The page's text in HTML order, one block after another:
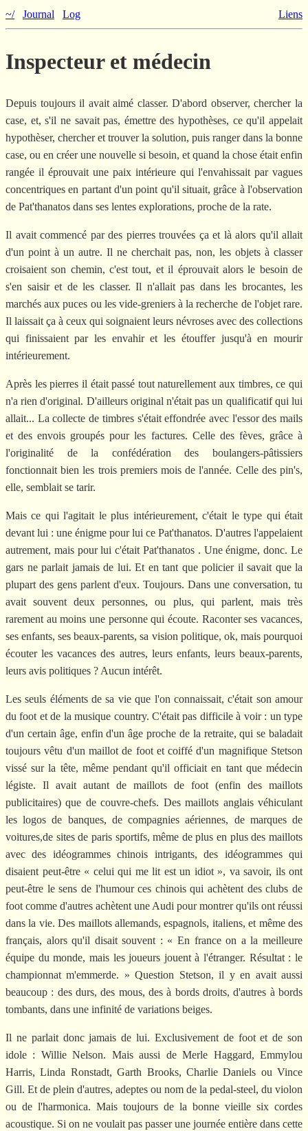
~/ Journal Log Liens
Inspecteur et médecin
Depuis toujours il avait aimé classer. D'abord observer, chercher la
case, et, s'il ne savait pas, émettre des hypothèses, ce qu'il appelait
hypothèser, chercher et trouver la solution, puis ranger dans la bonne
case, ou en créer une nouvelle si besoin, et quand la chose était enfin
rangée il éprouvait une paix intérieure qui l'envahissait par vagues
concentriques en partant d'un point qu'il situait, grâce à l'observation
de Pat'thanatos dans ses lentes explorations, proche de la rate.
Il avait commencé par des pierres trouvées ça et là alors qu'il allait
d'un point à un autre. Il ne cherchait pas, non, les objets à classer
croisaient son chemin, c'est tout, et il éprouvait alors le besoin de
s'en saisir et de les classer. Il n'allait pas dans les brocantes, les
marchés aux puces ou les vide-greniers à la recherche de l'objet rare.
Il laissait ça à ceux qui soignaient leurs névroses avec des collections
qui finissaient par les envahir et les étouffer jusqu'à en mourir
intérieurement.
Après les pierres il était passé tout naturellement aux timbres, ce qui
n'a rien d'original. D'ailleurs original n'était pas un qualificatif qui lui
allait... La collecte de timbres s'était effondrée avec l'essor des mails
et des envois groupés pour les factures. Celle des fèves, grâce à
l'originalité de la confédération des boulangers-pâtissiers
fonctionnait bien les trois premiers mois de l'année. Celle des pin's,
elle, semblait se tarir.
Mais ce qui l'agitait le plus intérieurement, c'était le type qui était
devant lui : une énigme pour lui ce Pat'thanatos. D'autres l'appelaient
autrement, mais pour lui c'était Pat'thanatos . Une énigme, donc. Le
gars ne parlait jamais de lui. Et en tant que policier il savait que la
plupart des gens parlent d'eux. Toujours. Dans une conversation, tu
avait souvent deux personnes, ou plus, qui parlent, mais très
rarement au moins une personne qui écoute. Raconter ses vacances,
ses enfants, ses beaux-parents, sa vision politique, ok, mais pourquoi
écouter les vacances des autres, leurs enfants, leurs beaux-parents,
leurs avis politiques ? Aucun intérêt.
Les seuls éléments de sa vie que l'on connaissait, c'était son amour
du foot et de la musique country. C'était pas difficile à voir : un type
d'un certain âge, enfin d'un âge proche de la retraite, qui se baladait
toujours vêtu d'un maillot de foot et coiffé d'un magnifique Stetson
vissé sur la tête, même pendant qu'il officiait en tant que médecin
légiste. Il avait autant de maillots de foot (enfin des maillots
publicitaires) que de couvre-chefs. Des maillots anglais véhiculant
les logos de banques, de compagnies aériennes, de marques de
voitures,de sites de paris sportifs, même de plus en plus des maillots
avec des idéogrammes chinois intrigants, des idéogrammes qui
disaient peut-être « celui qui me lit est un idiot », va savoir, ils ont
peut-être le sens de l'humour ces chinois qui achètent des clubs de
foot comme d'autres achètent une Audi pour montrer qu'ils ont réussi
dans la vie. Des maillots allemands, espagnols, italiens, et même des
français, alors qu'il disait souvent : « En france on a la meilleure
équipe du monde, mais les joueurs jouent à l'étranger. Résultat : le
championnat m'emmerde. » Question Stetson, il y en avait aussi
beaucoup : des durs, des mous, des à bords droits, d'autres à bords
tombants, dans une infinité de variations beiges.
Il ne parlait donc jamais de lui. Exclusivement de foot et de son
idole : Willie Nelson. Mais aussi de Merle Haggard, Emmylou
Harris, Linda Ronstadt, Garth Brooks, Charlie Daniels ou Vince
Gill. Et de plein d'autres, adeptes ou nom de la pedal-steel, du violon
ou de l'harmonica. Mais toujours de la bonne vieille six cordes
acoustique. Si on ne voulait pas passer une journée entière dans cette